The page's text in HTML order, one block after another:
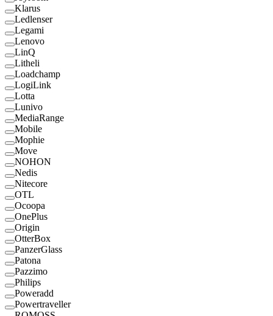
Klarus
Ledlenser
Legami
Lenovo
LinQ
Litheli
Loadchamp
LogiLink
Lotta
Lunivo
MediaRange
Mobile
Mophie
Move
NOHON
Nedis
Nitecore
OTL
Ocoopa
OnePlus
Origin
OtterBox
PanzerGlass
Patona
Pazzimo
Philips
Poweradd
Powertraveller